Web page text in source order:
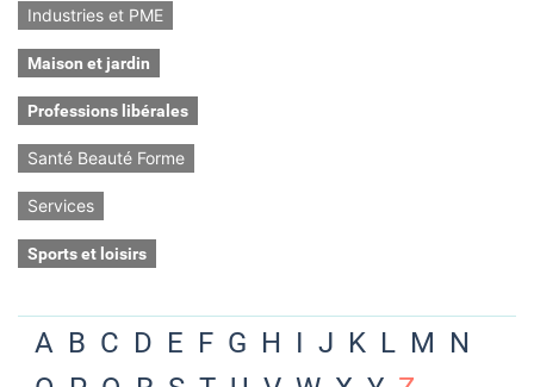
Industries et PME
Maison et jardin
Professions libérales
Santé Beauté Forme
Services
Sports et loisirs
A B C D E F G H I J K L M N